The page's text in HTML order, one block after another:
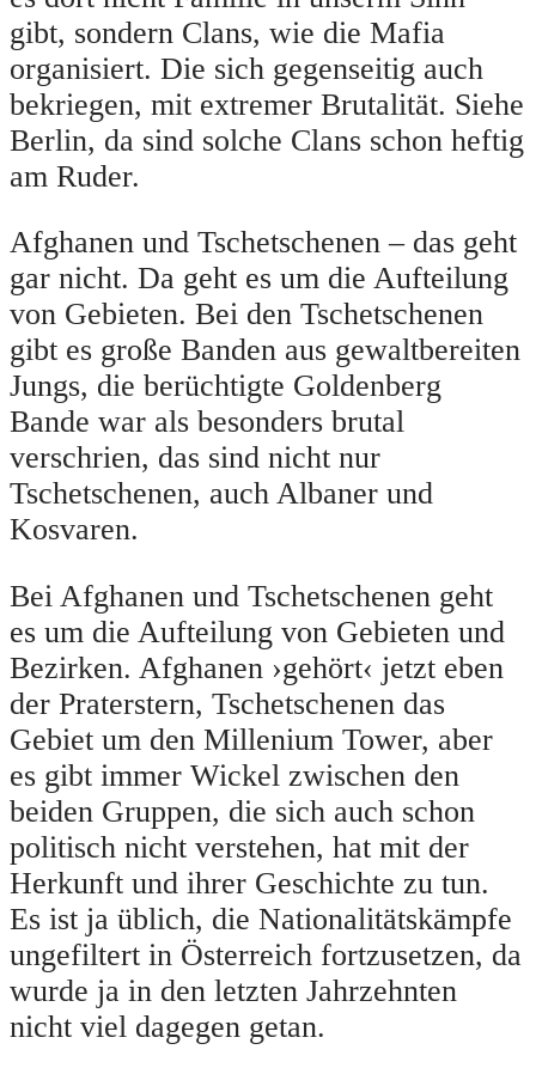
gibt, sondern Clans, wie die Mafia
organisiert. Die sich gegenseitig auch
bekriegen, mit extremer Brutalität. Siehe
Berlin, da sind solche Clans schon heftig
am Ruder.
Afghanen und Tschetschenen – das geht
gar nicht. Da geht es um die Aufteilung
von Gebieten. Bei den Tschetschenen
gibt es große Banden aus gewaltbereiten
Jungs, die berüchtigte Goldenberg
Bande war als besonders brutal
verschrien, das sind nicht nur
Tschetschenen, auch Albaner und
Kosvaren.
Bei Afghanen und Tschetschenen geht
es um die Aufteilung von Gebieten und
Bezirken. Afghanen ›gehört‹ jetzt eben
der Praterstern, Tschetschenen das
Gebiet um den Millenium Tower, aber
es gibt immer Wickel zwischen den
beiden Gruppen, die sich auch schon
politisch nicht verstehen, hat mit der
Herkunft und ihrer Geschichte zu tun.
Es ist ja üblich, die Nationalitätskämpfe
ungefiltert in Österreich fortzusetzen, da
wurde ja in den letzten Jahrzehnten
nicht viel dagegen getan.